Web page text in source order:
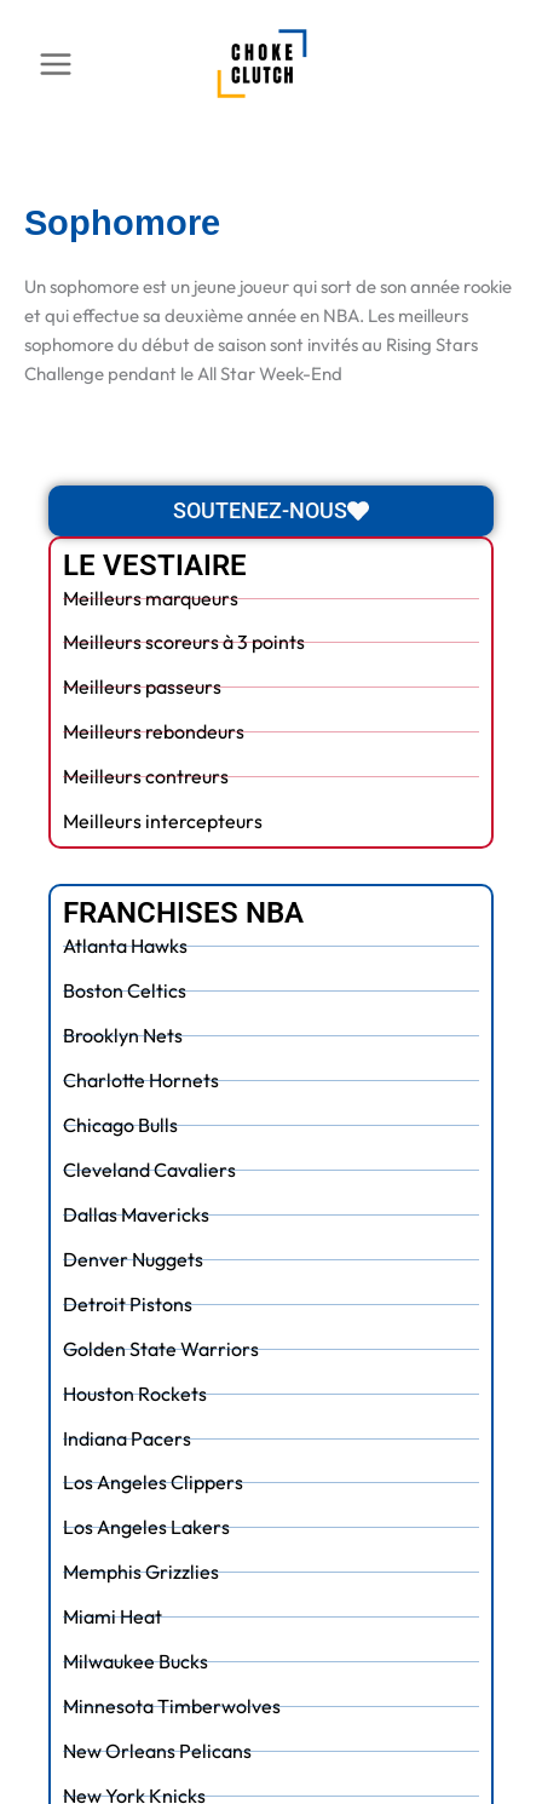
contenu
Sophomore
Un sophomore est un jeune joueur qui sort de son année rookie
et qui effectue sa deuxième année en NBA. Les meilleurs
sophomore du début de saison sont invités au Rising Stars
Challenge pendant le All Star Week-End
SOUTENEZ-NOUS
LE VESTIAIRE
Meilleurs marqueurs
Meilleurs scoreurs à 3 points
Meilleurs passeurs
Meilleurs rebondeurs
Meilleurs contreurs
Meilleurs intercepteurs
FRANCHISES NBA
Atlanta Hawks
Boston Celtics
Brooklyn Nets
Charlotte Hornets
Chicago Bulls
Cleveland Cavaliers
Dallas Mavericks
Denver Nuggets
Detroit Pistons
Golden State Warriors
Houston Rockets
Indiana Pacers
Los Angeles Clippers
Los Angeles Lakers
Memphis Grizzlies
Miami Heat
Milwaukee Bucks
Minnesota Timberwolves
New Orleans Pelicans
New York Knicks